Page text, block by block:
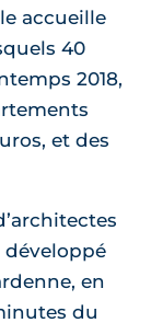
accueille
40
2018,
et des
développé
en
du